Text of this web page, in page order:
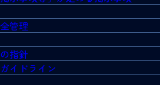
管理
指針
イドライン